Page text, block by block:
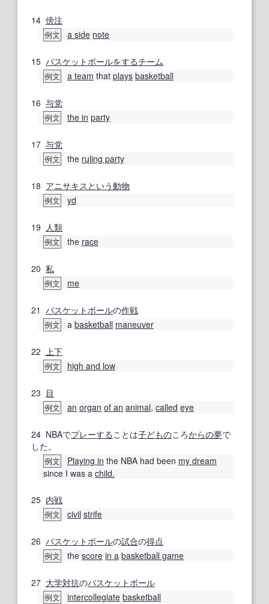
14 傍注
例文 a side note
15 バスケットボールをするチーム
例文 a team that plays basketball
16 与党
例文 the in party
17 与党
例文 the ruling party
18 アニサキス という動物
例文 yd
19 人類
例文 the race
20 私
例文 me
21 バスケットボールの作戦
例文 a basketball maneuver
22 上下
例文 high and low
23 目
例文 an organ of an animal, called eye
24 NBAでプレーすることは子どものころからの夢で
した。
例文 Playing in the NBA had been my dream
since I was a child.
25 内戦
例文 civil strife
26 バスケットボールの試合の得点
例文 the score in a basketball game
27 大学対抗のバスケットボール
例文 intercollegiate basketball